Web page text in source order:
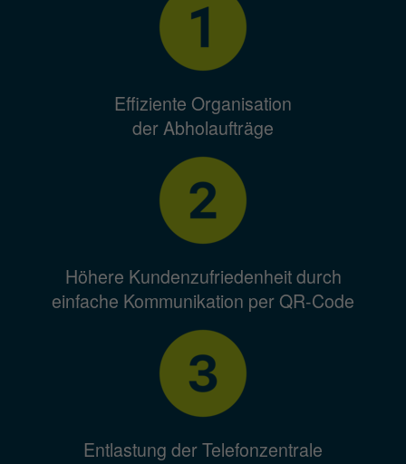
Effiziente Organisation
der Abholaufträge
Höhere Kundenzufriedenheit durch
einfache Kommunikation per QR-Code
Entlastung der Telefonzentrale